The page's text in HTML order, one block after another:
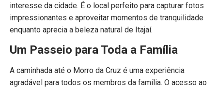
interesse da cidade. É o local perfeito para capturar fotos
impressionantes e aproveitar momentos de tranquilidade
enquanto aprecia a beleza natural de Itajaí.
Um Passeio para Toda a Família
A caminhada até o Morro da Cruz é uma experiência
agradável para todos os membros da família. O acesso ao